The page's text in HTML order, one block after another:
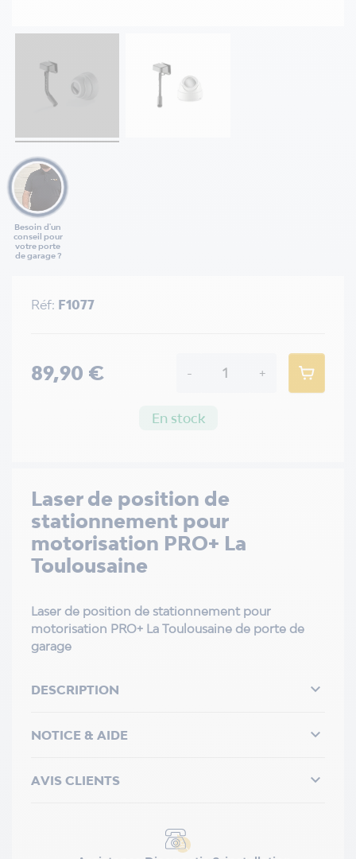
Besoin d'un
conseil pour
votre porte
de garage ?
Laser de position de
stationnement pour
motorisation PRO+ La
Toulousaine
Laser de position de stationnement pour
motorisation PRO+ La Toulousaine de porte de
garage
DESCRIPTION 
NOTICE & AIDE 
AVIS CLIENTS 
Réf: F1077
89,90 € - +
En stock